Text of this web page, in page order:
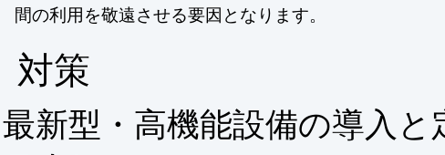
間の利用を敬遠させる要因となります。
​対策
最新型・高機能設備の導入と